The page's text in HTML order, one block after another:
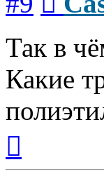
Так в
Какие
началу